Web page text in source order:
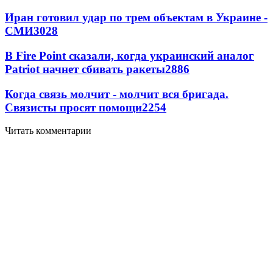
Иран готовил удар по трем объектам в Украине -
СМИ3028
В Fire Point сказали, когда украинский аналог
Patriot начнет сбивать ракеты2886
Когда связь молчит - молчит вся бригада.
Связисты просят помощи2254
Читать комментарии